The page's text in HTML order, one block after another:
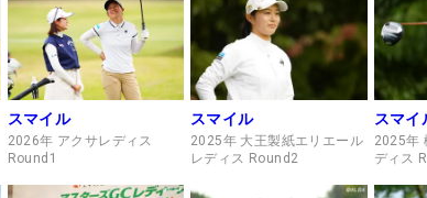
スマイル
2026年 アクサレディス
Round1
スマイル
2025年 大王製紙エリエール
レディス Round2
スマイ
2025年
ディス